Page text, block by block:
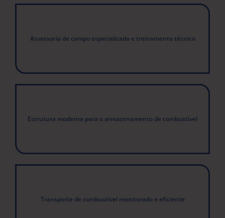
Assessoria de campo especializada e treinamento técnico
Estrutura moderna para o armazenamento de combustível
Transporte de combustível monitorado e eficiente